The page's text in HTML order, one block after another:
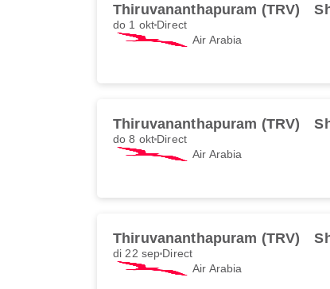
Thiruvananthapuram (TRV)
do 1 okt Direct
Air Arabia
Thiruvananthapuram (TRV)
do 8 okt Direct
Air Arabia
Thiruvananthapuram (TRV)
di 22 sep Direct
Air Arabia